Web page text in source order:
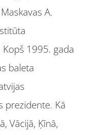
A.
1995. gada
baleta
prezidente. Kā
Vācijā, Ķīnā,